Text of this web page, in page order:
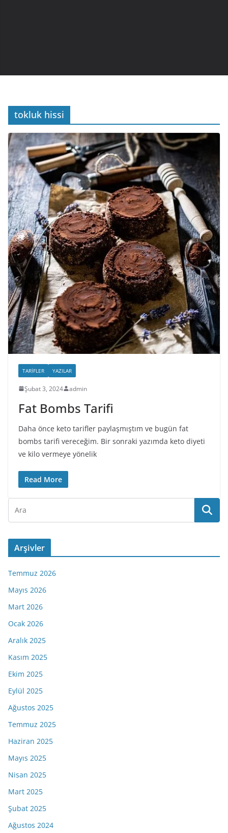
tokluk hissi
TARIFLER YAZILAR
Şubat 3, 2024 admin
Fat Bombs Tarifi
Daha önce keto tarifler paylaşmıştım ve bugün fat
bombs tarifi vereceğim. Bir sonraki yazımda keto diyeti
ve kilo vermeye yönelik
Read More
Arşivler
Temmuz 2026
Mayıs 2026
Mart 2026
Ocak 2026
Aralık 2025
Kasım 2025
Ekim 2025
Eylül 2025
Ağustos 2025
Temmuz 2025
Haziran 2025
Mayıs 2025
Nisan 2025
Mart 2025
Şubat 2025
Ağustos 2024